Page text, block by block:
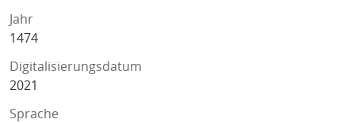
Jahr
1474
Digitalisierungsdatum
2021
Sprache